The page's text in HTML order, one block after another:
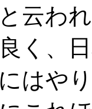
云わ
く、
はや